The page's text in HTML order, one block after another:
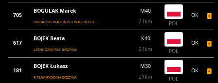
705
BOGULAK Marek
PREDATORS WAŁBRZYCH WAŁBRZYCH
M40
21km
POL
OK
617
BOJEK Beata
LEŚNE DZIKI PGB RYDZYNA
K40
21km
POL
OK
181
BOJEK Łukasz
R-TEAM RYDZYNA RYDZYNA
M30
21km
POL
OK